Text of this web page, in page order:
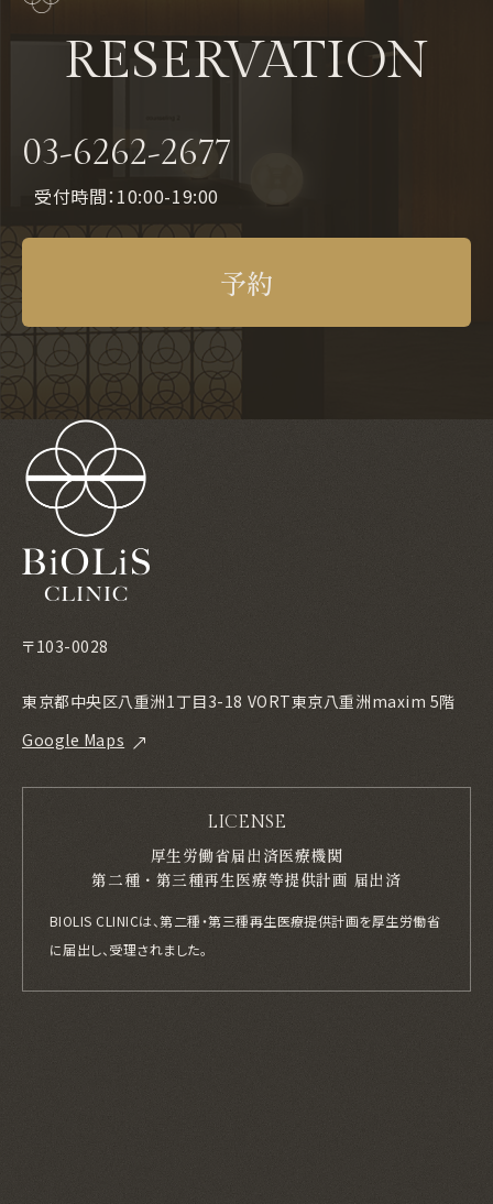
RESERVATION
03-6262-2677
受付時間：10:00-19:00
予約
〒103-0028
東京都中央区八重洲1丁目3-18 VORT東京八重洲maxim 5階
Google Maps
LICENSE
厚生労働省届出済医療機関
第二種・第三種再生医療等提供計画 届出済
BIOLIS CLINICは、第二種・第三種再生医療提供計画を厚生労働省
に届出し、 受理されました。